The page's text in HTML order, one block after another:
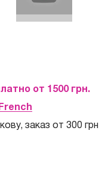
от 1500 грн.
заказ от 300 грн